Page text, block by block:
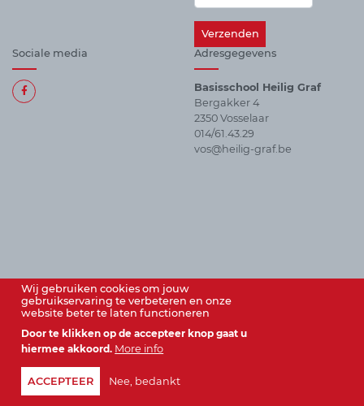
Sociale media Adresgegevens
Basisschool Heilig Graf
Bergakker 4
2350 Vosselaar
014/61.43.29
vos@heilig-graf.be
Wij gebruiken cookies om jouw
gebruikservaring te verbeteren en onze
website beter te laten functioneren
Door te klikken op de accepteer knop gaat u
hiermee akkoord. More info
ACCEPTEER Nee, bedankt